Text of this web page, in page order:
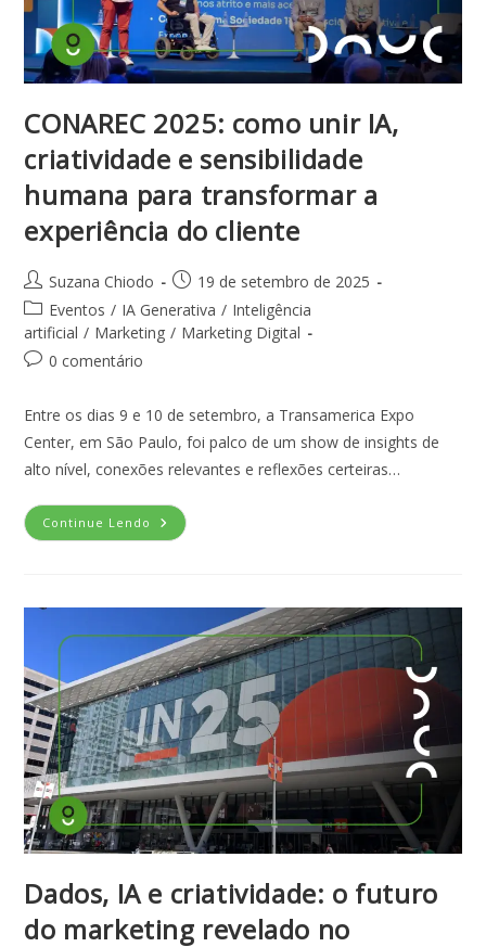
CONAREC 2025: como unir IA,
criatividade e sensibilidade
humana para transformar a
experiência do cliente
Suzana Chiodo
19 de setembro de 2025
Eventos / IA Generativa / Inteligência
artificial / Marketing / Marketing Digital
0 comentário
Entre os dias 9 e 10 de setembro, a Transamerica Expo
Center, em São Paulo, foi palco de um show de insights de
alto nível, conexões relevantes e reflexões certeiras…
Continue Lendo
Dados, IA e criatividade: o futuro
do marketing revelado no